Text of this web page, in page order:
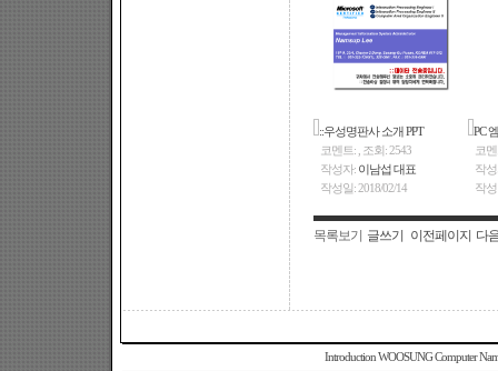
::우성명판사 소개 PPT
코멘트: , 조회: 2543
작성자: 이남섭 대표
작성일:2018/02/14
PC
코멘
작
작
목록보기 글쓰기 이전페이지 다
Introduction WOOSUNG Computer